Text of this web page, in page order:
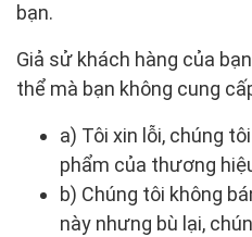
bạn.
Giả sử khách hàng của
thể mà bạn không cung
a) Tôi xin lỗi, chúng
phẩm của thương
b) Chúng tôi không
này nhưng bù lại,